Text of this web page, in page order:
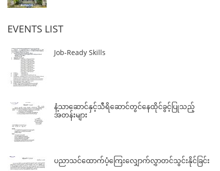
EVENTS LIST
Job-Ready Skills
နံ့သာဆောင်နှင့်သီရိဆောင်တွင်နေထိုင်ခွင့်ပြုသည့်
အတန်းများ
ပညာသင်ထောက်ပံ့ကြေးလျှောက်လွှာတင်သွင်းနိုင်ခြင်း